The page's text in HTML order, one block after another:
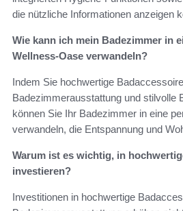
die nützliche Informationen anzeigen
Wie kann ich mein Badezimmer in
Wellness-Oase verwandeln?
Indem Sie hochwertige
Badezimmerausstattung und stilvolle
können Sie Ihr Badezimmer in eine
verwandeln, die Entspannung und
Warum ist es wichtig, in
investieren?
Investitionen in hochwertige